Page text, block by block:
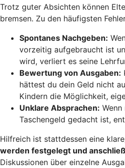
Trotz guter Absichten können
bremsen. Zu den häufigsten
Spontanes Nachgeben:
vorzeitig aufgebraucht ist
wird, verliert es seine
Bewertung von Ausgaben:
hättest du dein Geld nicht
Kindern die Möglichkeit,
Unklare Absprachen:
Taschengeld gedacht ist,
Hilfreich ist stattdessen eine
werden festgelegt und
Diskussionen über einzelne